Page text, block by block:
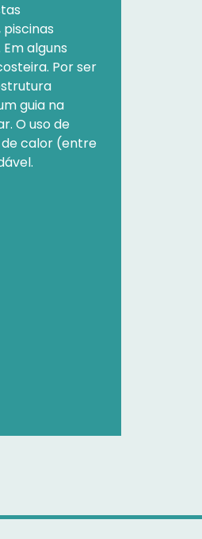
alguns
Por ser
guia na
O uso de
de calor (entre